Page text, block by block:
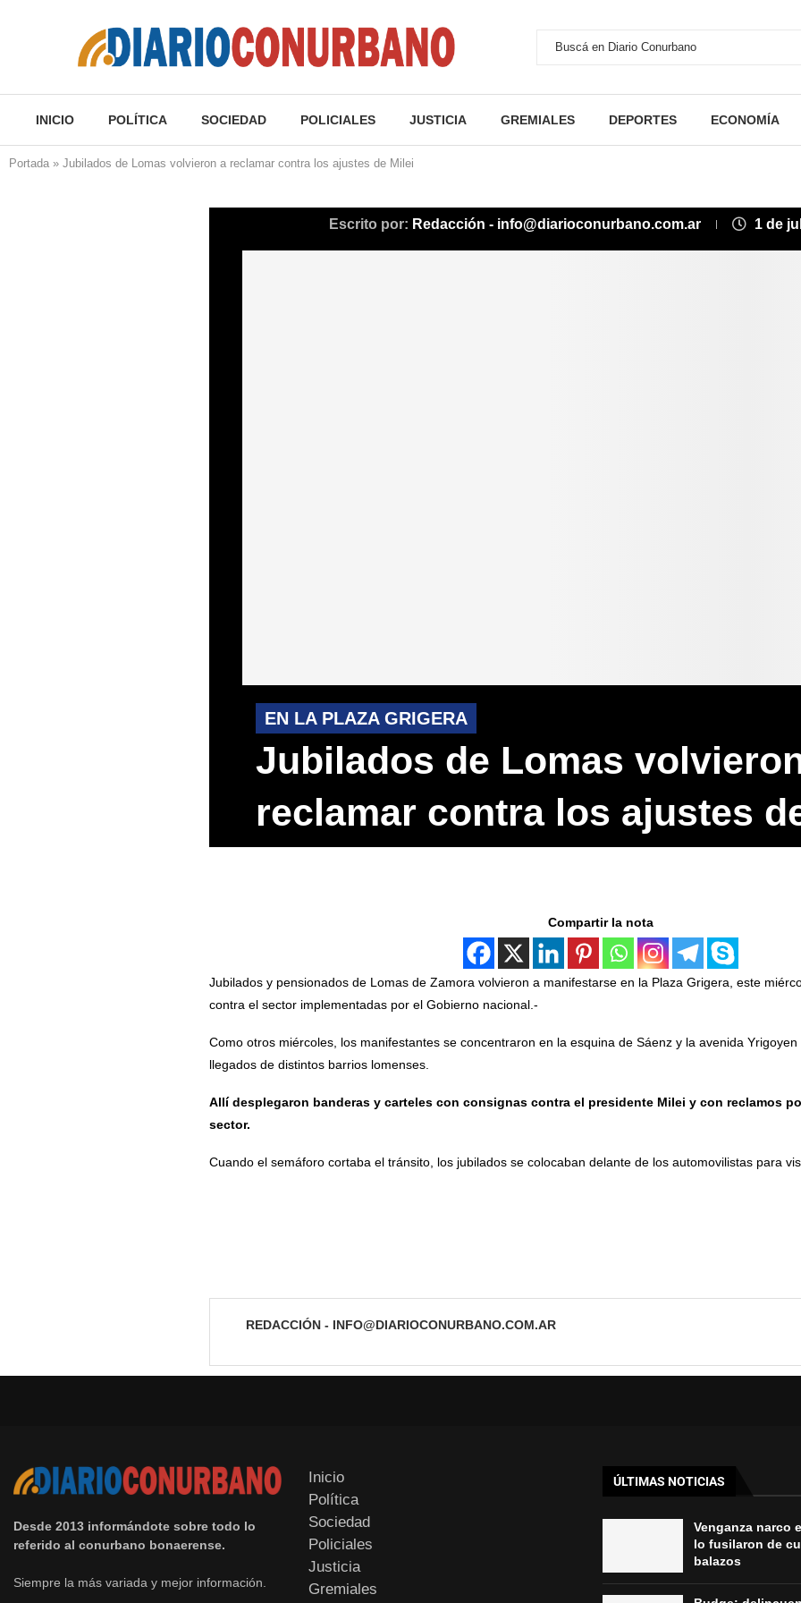
INICIO POLÍTICA SOCIEDAD POLICIALES JUSTICIA GREMIALES DEPORTES ECONOMÍA
Portada » Jubilados de Lomas volvieron a reclamar contra los ajustes de Milei
Escrito por: Redacción - info@diarioconurbano.com.ar 1 de
EN LA PLAZA GRIGERA
Jubilados de Lomas
reclamar contra los ajustes
Compartir la nota
Jubilados y pensionados de Lomas de Zamora volvieron a manifestarse en la Plaza Grigera, este
contra el sector implementadas por el Gobierno nacional.-
Como otros miércoles, los manifestantes se concentraron en la esquina de Sáenz y la avenida
llegados de distintos barrios lomenses.
Allí desplegaron banderas y carteles con consignas contra el presidente Milei y con reclamos
sector.
Cuando el semáforo cortaba el tránsito, los jubilados se colocaban delante de los automovilistas para
REDACCIÓN - INFO@DIARIOCONURBANO.COM.AR
Desde 2013 informándote sobre todo lo
referido al conurbano bonaerense.
Siempre la más variada y mejor información.
Inicio
Política
Sociedad
Policiales
Justicia
Gremiales
ÚLTIMAS NOTICIAS
Venganza narco
lo fusilaron de
balazos